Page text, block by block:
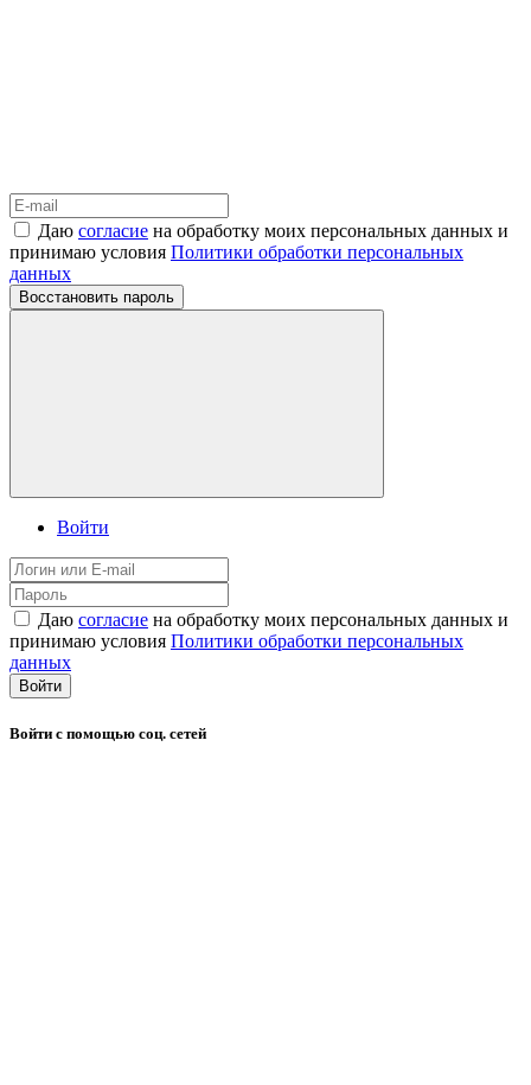
Даю согласие на обработку моих персональных данных и
принимаю условия Политики обработки персональных
данных
Восстановить пароль
Войти
Даю согласие на обработку моих персональных данных и
принимаю условия Политики обработки персональных
данных
Войти
Войти с помощью соц. сетей